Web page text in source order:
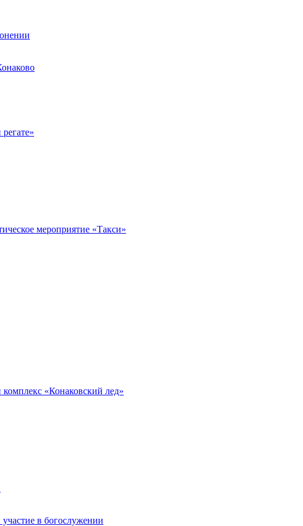
мероприятие «Такси»
«Конаковский лед»
в богослужении